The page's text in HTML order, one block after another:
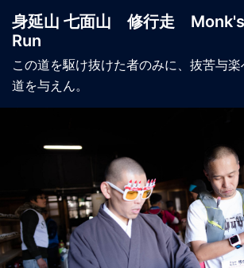
身延山 七面山 修行走 Monk's
Run
この道を駆け抜けた者のみに、抜苦与楽
道を与えん。